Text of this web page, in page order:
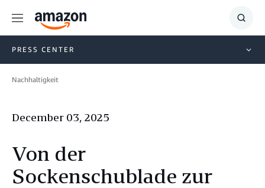
Menu
Show
PRESS CENTER
Nachhaltigkeit
December 03, 2025
Von der
Sockenschublade zur